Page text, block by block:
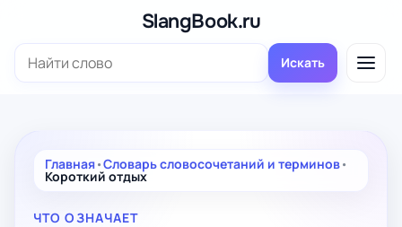
содержимому
SlangBook.ru
Поиск: Искать
Главная•Словарь словосочетаний и терминов•
Короткий отдых
ЧТО ОЗНАЧАЕТ